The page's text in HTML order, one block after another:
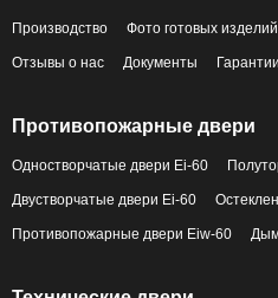
Производство Фото готовых изделий
Отзывы о нас Документы Гарантии
Противопожарные двери
Одностворчатые двери Ei-60
Двустворчатые двери Ei-60
Противопожарные двери Eiw-60